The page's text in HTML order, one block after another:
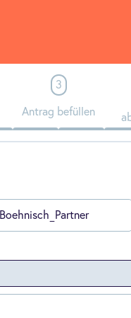
Antrag befüllen